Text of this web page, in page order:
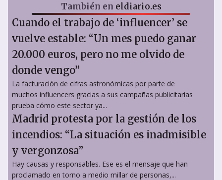
También en eldiario.es
Cuando el trabajo de ‘influencer’ se
vuelve estable: “Un mes puedo ganar
20.000 euros, pero no me olvido de
donde vengo”
La facturación de cifras astronómicas por parte de
muchos influencers gracias a sus campañas publicitarias
prueba cómo este sector ya...
Madrid protesta por la gestión de los
incendios: “La situación es inadmisible
y vergonzosa”
Hay causas y responsables. Ese es el mensaje que han
proclamado en torno a medio millar de personas,...